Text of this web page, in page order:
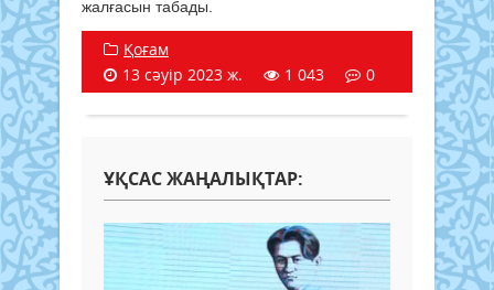
жалғасын табады.
Қоғам
13 сәуір 2023 ж.
1 043 0
ҰҚСАС ЖАҢАЛЫҚТАР: